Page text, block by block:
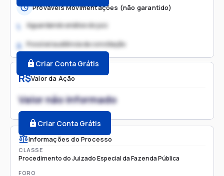
R$Valor da Ação
Valor não informado
Criar Conta Grátis
Informações do Processo
CLASSE
Procedimento do Juizado Especial da Fazenda Pública
FORO
Prováveis Movimentações (não garantido)
1. Aguardando análise do juiz
2. Possível audiência de conciliação
Criar Conta Grátis